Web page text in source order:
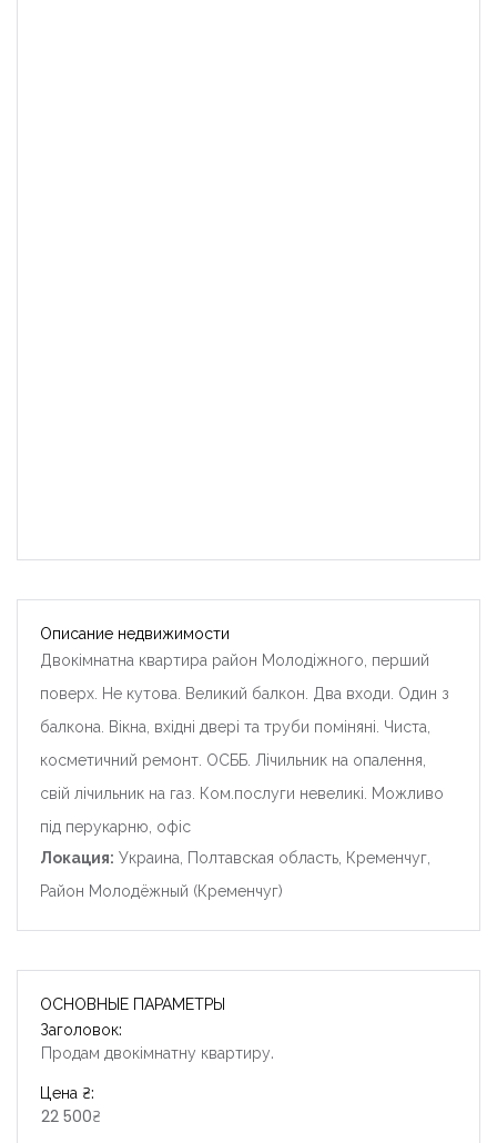
Описание недвижимости
Двокімнатна квартира район Молодіжного, перший
поверх. Не кутова. Великий балкон. Два входи. Один з
балкона. Вікна, вхідні двері та труби поміняні. Чиста,
косметичний ремонт. ОСББ. Лічильник на опалення,
свій лічильник на газ. Ком.послуги невеликі. Можливо
під перукарню, офіс
Локация: Украина, Полтавская область, Кременчуг,
Район Молодёжный (Кременчуг)
ОСНОВНЫЕ ПАРАМЕТРЫ
Заголовок:
Продам двокімнатну квартиру.
Цена ₴:
22 500₴